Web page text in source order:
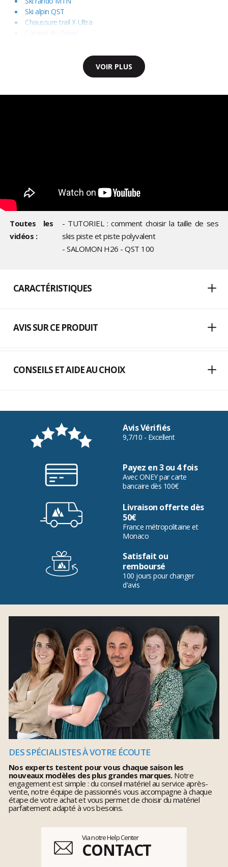
Ski alpin QST
Chaussure trail X Ultra
Casque ski Driver
VOIR PLUS
Toutes les
vidéos :
- TUTORIEL : comment choisir la taille de ses
skis piste et piste polyvalent
- SALOMON H26 - QST 100
CARACTÉRISTIQUES
AVIS SUR CE PRODUIT
CONSEILS ET AIDE AU CHOIX
Avis Vérifiés
9,7/10 - Excellent
Payez en 3 ou 4 fois
Avec ONEY par carte
bancaire dès 100€
Livraison offerte dès
50€
France métropolitaine et
Monaco
Satisfait ou
remboursé
100 jours pour changer
d'avis
DES SPÉCIALISTES À VOTRE ÉCOUTE
Nos experts testent pour vous chaque saison les
nouveaux modèles des plus grandes marques.Notre
engagement est simple : du conseil matériel au service après-
vente, notre équipe de passionnés vous accompagne à chaque
étape de votre achat et vous permet de choisir du matériel
parfaitement adapté à vos besoins.
Via notre Help Center
CONTACT